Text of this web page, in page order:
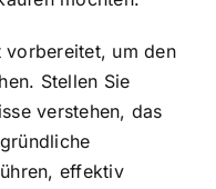
vorbereitet, um den
Stellen Sie
verstehen, das
effektiv